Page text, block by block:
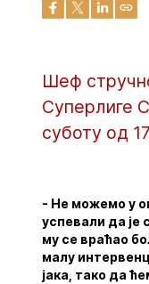
Шеф
Суперлиге
суботу од
- Не можемо у
успевали да је
му се враћао
малу
јака, тако да